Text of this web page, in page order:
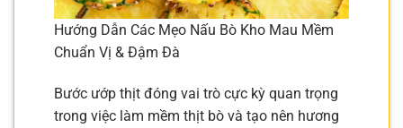
Hướng Dẫn Các Mẹo Nấu Bò Kho Mau Mềm
Chuẩn Vị & Đậm Đà
Bước ướp thịt đóng vai trò cực kỳ quan trọng
trong việc làm mềm thịt bò và tạo nên hương